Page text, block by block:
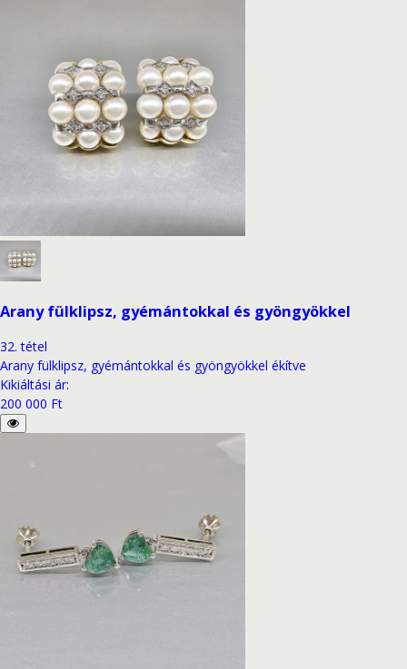
Arany fülklipsz, gyémántokkal és gyöngyökkel
32. tétel
Arany fülklipsz, gyémántokkal és gyöngyökkel ékítve
Kikiáltási ár:
200 000 Ft